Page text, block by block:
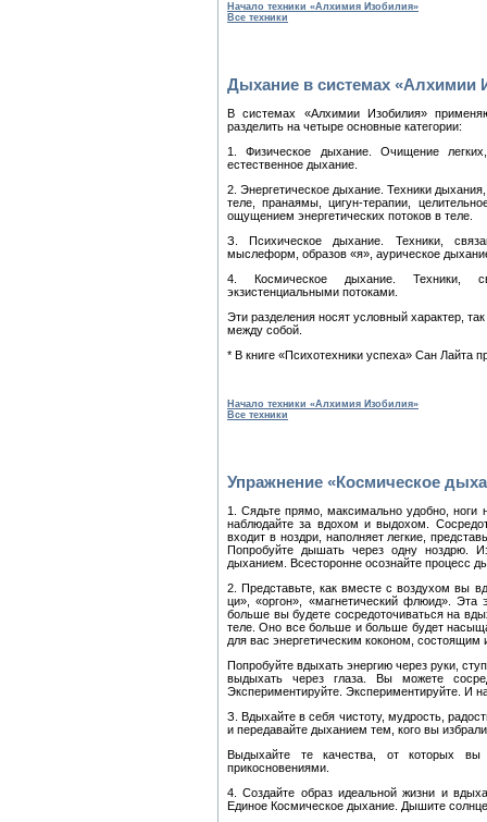
Начало техники «Алхимия Изобилия»
Все техники
Дыхание в системах «Алхимии
В системах «Алхимии Изобилия»
разделить на четыре основные категории:
1. Физическое дыхание. Очищение
естественное дыхание.
2. Энергетическое дыхание. Техники
теле, пранаямы, цигун-терапии,
ощущением энергетических потоков в теле.
З. Психическое дыхание. Техники,
мыслеформ, образов «я», аурическое
4. Космическое дыхание. Техники,
экзистенциальными потоками.
Эти разделения носят условный характер,
между собой.
* В книге «Психотехники успеха» Сан Лайта
Начало техники «Алхимия Изобилия»
Все техники
Упражнение «Космическое
1. Сядьте прямо, максимально удобно, ноги
наблюдайте за вдохом и выдохом.
входит в ноздри, наполняет легкие,
Попробуйте дышать через одну ноздрю.
дыханием. Всесторонне осознайте процесс
2. Представьте, как вместе с воздухом вы
ци», «оргон», «магнетический флюид».
больше вы будете сосредоточиваться на
теле. Оно все больше и больше будет
для вас энергетическим коконом,
Попробуйте вдыхать энергию через руки,
выдыхать через глаза. Вы можете
Экспериментируйте. Экспериментируйте. И
З. Вдыхайте в себя чистоту, мудрость,
и передавайте дыханием тем, кого вы
Выдыхайте те качества, от которых вы
прикосновениями.
4. Создайте образ идеальной жизни и
Единое Космическое дыхание. Дышите